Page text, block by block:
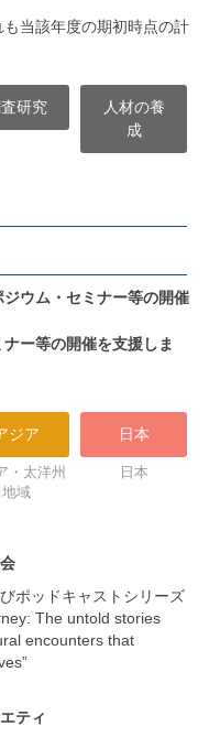
当該年度の期初時点の計
研究
人材の養
成
ウム・セミナー等の開催
ー等の開催を支援しま
ジア
・太洋州
地域
日本
日本
ポッドキャストシリーズ
The untold stories
encounters that
ティ